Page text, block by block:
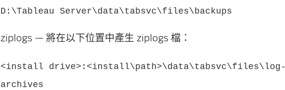
D:\Tableau Server\data\tabsvc\files\backups
ziplogs — 將在以下位置中產生 ziplogs 檔：
<install drive>:<install\path>\data\tabsvc\files\log-
archives